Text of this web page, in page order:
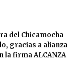
del Chicamocha
gracias a alianza
la firma ALCANZA